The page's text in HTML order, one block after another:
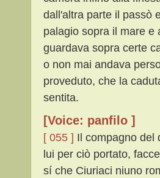
dall'altra parte il passò
palagio sopra il mare e
guardava sopra certe
o non mai andava
proveduto, che la
sentita.
[Voice: panfilo ]
[ 055 ] Il compagno del
lui per ciò portato,
sí che Ciuriaci niuno